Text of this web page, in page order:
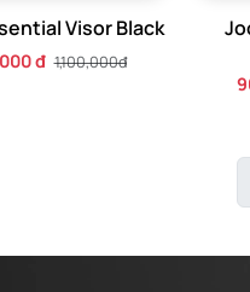
Visor Black
đ 1,100,000đ